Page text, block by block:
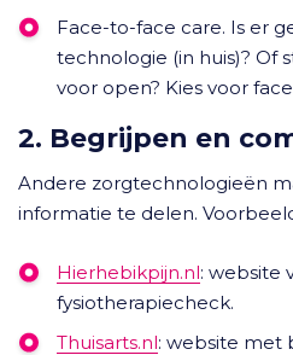
Face-to-face care. Is er
technologie (in huis)? Of
voor open? Kies voor
2. Begrijpen en
Andere zorgtechnologieën
informatie te delen.
Hierhebikpijn.nl: website
fysiotherapiecheck.
Thuisarts.nl: website met